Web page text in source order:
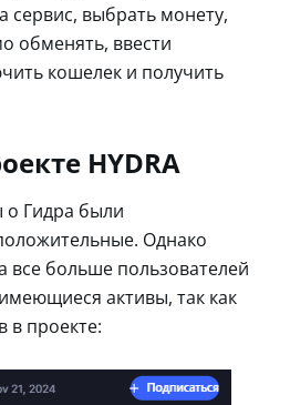
сервис, выбрать монету,
обменять, ввести
кошелек и получить
HYDRA
о Гидра были
Однако
все больше пользователей
активы, так как
в проекте: